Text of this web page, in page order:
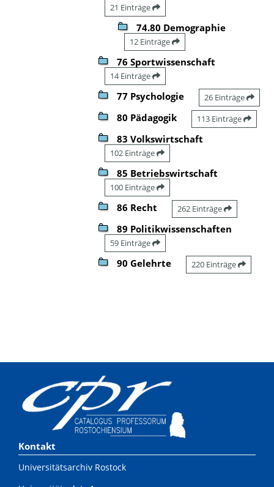
21 Einträge
74.80 Demographie
12 Einträge
76 Sportwissenschaft
14 Einträge
77 Psychologie 26 Einträge
80 Pädagogik 113 Einträge
83 Volkswirtschaft
102 Einträge
85 Betriebswirtschaft
100 Einträge
86 Recht 262 Einträge
89 Politikwissenschaften
59 Einträge
90 Gelehrte 220 Einträge
Kontakt
Universitätsarchiv Rostock